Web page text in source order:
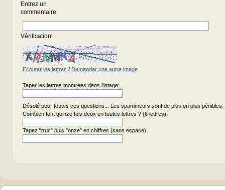
Entrez un
commentaire:
Vérification:
Ecouter les lettres / Demander une autre image
Taper les lettres montrées dans l'image:
Désolé pour toutes ces questions... Les spammeurs sont de plus en plus pénibles.
Combien font quinze fois deux en toutes lettres ? (6 lettres):
Tapez "truc" puis "onze" en chiffres (sans espace):